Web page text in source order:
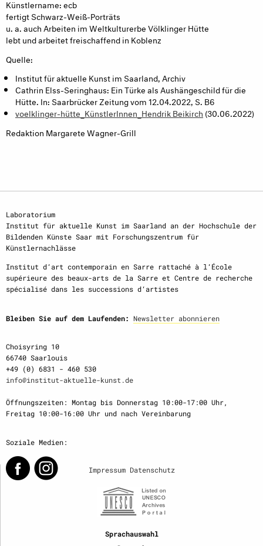
Künstlername: ecb
fertigt Schwarz-Weiß-Porträts
u. a. auch Arbeiten im Weltkulturerbe Völklinger Hütte
lebt und arbeitet freischaffend in Koblenz
Quelle:
Institut für aktuelle Kunst im Saarland, Archiv
Cathrin Elss-Seringhaus: Ein Türke als Aushängeschild für die
Hütte. In: Saarbrücker Zeitung vom 12.04.2022, S. B6
voelklinger-hütte_KünstlerInnen_Hendrik Beikirch (30.06.2022)
Redaktion Margarete Wagner-Grill
Laboratorium
Institut für aktuelle Kunst im Saarland an der Hochschule der
Bildenden Künste Saar mit Forschungszentrum für
Künstlernachlässe
Institut d‘art contemporain en Sarre rattaché à l‘École
supérieure des beaux-arts de la Sarre et Centre de recherche
spécialisé dans les successions d‘artistes
Bleiben Sie auf dem Laufenden: Newsletter abonnieren
Choisyring 10
66740 Saarlouis
+49 (0) 6831 - 460 530
info@institut-aktuelle-kunst.de
Öffnungszeiten: Montag bis Donnerstag 10:00-17:00 Uhr,
Freitag 10:00-16:00 Uhr und nach Vereinbarung
Soziale Medien:
Impressum Datenschutz
Sprachauswahl